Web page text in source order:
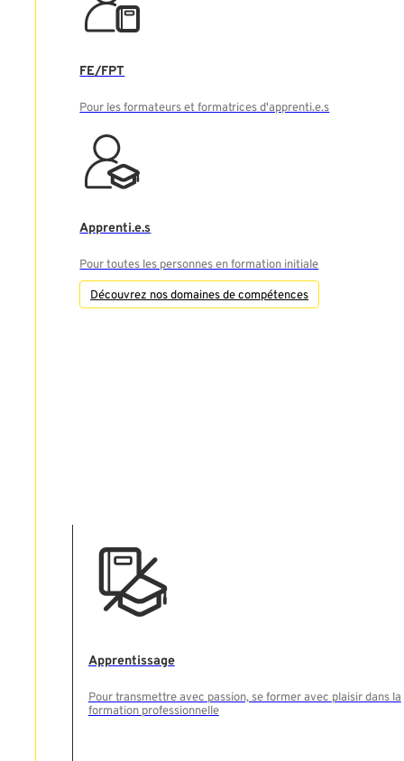
FE/FPT
Pour les formateurs et formatrices d'apprenti.e.s
Apprenti.e.s
Pour toutes les personnes en formation initiale
Découvrez nos domaines de compétences
Apprentissage
Pour transmettre avec passion, se former avec plaisir dans la
formation professionnelle